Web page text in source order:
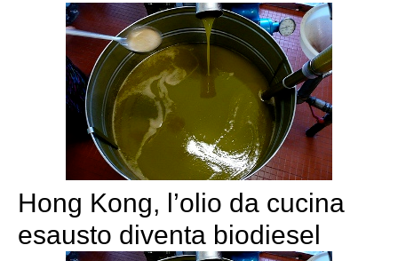
Hong Kong, l’olio da cucina
esausto diventa biodiesel